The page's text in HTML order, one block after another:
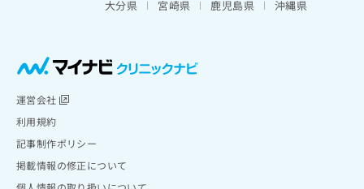
大分県
宮崎県 鹿児島県 沖縄県
運営会社
利用規約
記事制作ポリシー
掲載情報の修正について